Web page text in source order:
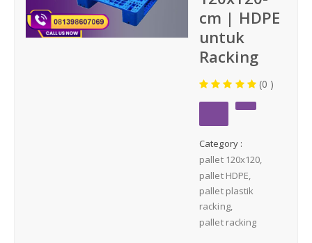
One Way Series
cm | HDPE
untuk
Racking
(0 )
Category :
pallet 120x120
pallet HDPE
pallet plastik
racking
pallet racking